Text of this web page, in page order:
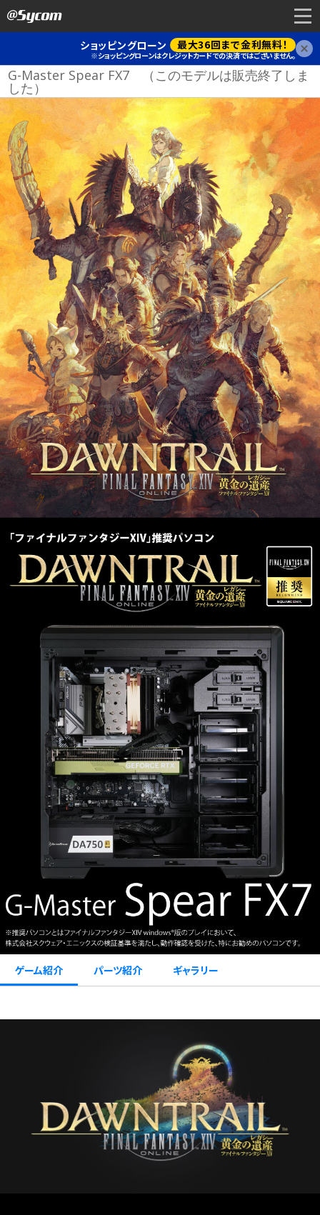
ショッピングローン 最大36回まで金利無料！
※ショッピングローンはクレジットカードでの決済ではございません。
G-Master Spear FX7 （このモデルは販売終了しま
した）
ゲーム紹介 パーツ紹介 ギャラリー